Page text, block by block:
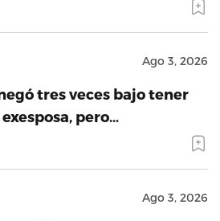
Ago 3, 2026
tres veces bajo tener
pero…
Ago 3, 2026